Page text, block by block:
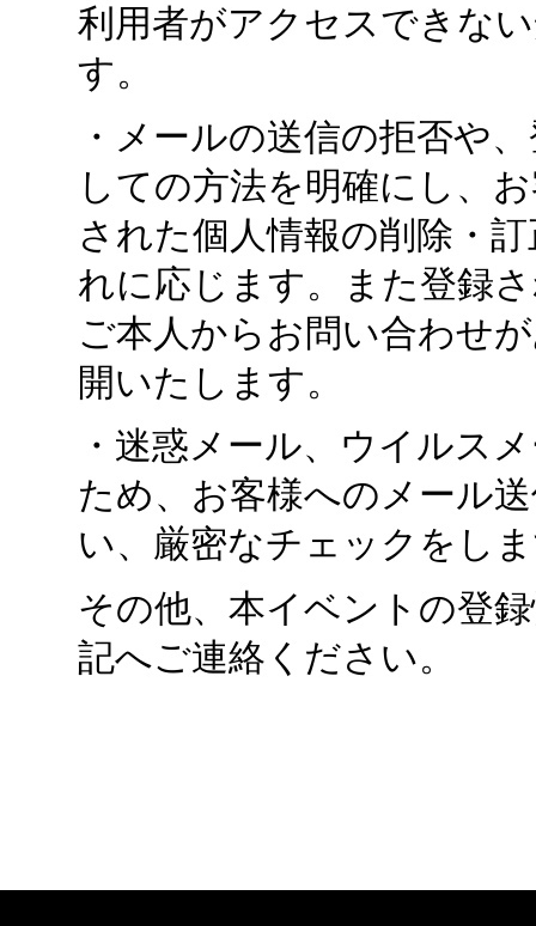
利用者がアクセスできな
す。
・メールの送信の拒否や
しての方法を明確にし、
された個人情報の削除・
れに応じます。また登録
ご本人からお問い合わせ
開いたします。
・迷惑メール、ウイルス
ため、お客様へのメール
い、厳密なチェックをし
その他、本イベントの登
記へご連絡ください。